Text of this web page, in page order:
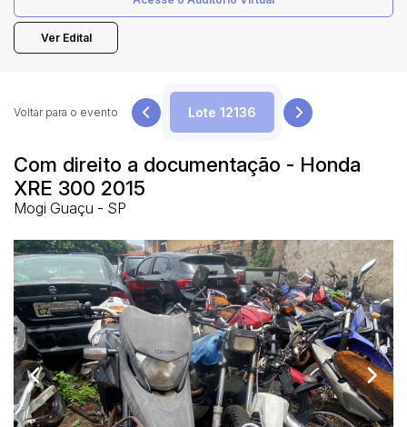
Ver Edital
Com direito a documentação - Honda
XRE 300 2015
Mogi Guaçu - SP
Voltar para o evento